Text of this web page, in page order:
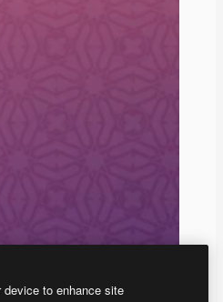
device to enhance site